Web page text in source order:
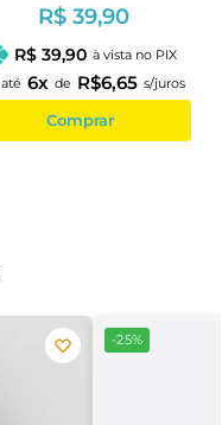
R$ 39,90
R$ 39,90 à vista no PIX
até 6x de R$6,65 s/juros
Comprar
-25%